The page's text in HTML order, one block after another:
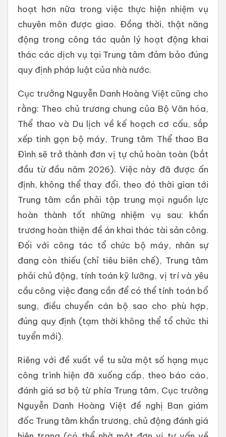
hoạt hơn nữa trong việc thực hiện nhiệm vụ
chuyên môn được giao. Đồng thời, thật năng
động trong công tác quản lý hoạt động khai
thác các dịch vụ tại Trung tâm đảm bảo đúng
quy định pháp luật của nhà nước.
Cục trưởng Nguyễn Danh Hoàng Việt cũng cho
rằng: Theo chủ trương chung của Bộ Văn hóa,
Thể thao và Du lịch về kế hoạch cơ cấu, sắp
xếp tinh gọn bộ máy, Trung tâm Thể thao Ba
Đình sẽ trở thành đơn vị tự chủ hoàn toàn (bắt
đầu từ đầu năm 2026). Việc này đã được ấn
định, không thể thay đổi, theo đó thời gian tới
Trung tâm cần phải tập trung mọi nguồn lực
hoàn thành tốt những nhiệm vụ sau: khẩn
trương hoàn thiện đề án khai thác tài sản công.
Đối với công tác tổ chức bộ máy, nhân sự
đang còn thiếu (chỉ tiêu biên chế), Trung tâm
phải chủ động, tính toán kỹ lưỡng, vị trí và yêu
cầu công việc đang cần để có thể tính toán bổ
sung, điều chuyển cán bộ sao cho phù hợp,
đúng quy định (tạm thời không thể tổ chức thi
tuyển mới).
Riêng với đề xuất về tu sửa một số hạng mục
công trình hiện đã xuống cấp, theo báo cáo,
đánh giá sơ bộ từ phía Trung tâm, Cục trưởng
Nguyễn Danh Hoàng Việt đề nghị Ban giám
đốc Trung tâm khẩn trương, chủ động đánh giá